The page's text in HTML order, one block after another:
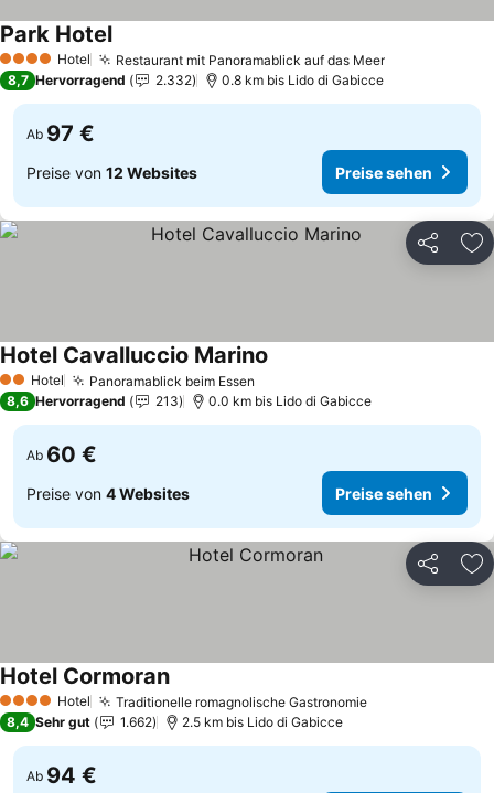
4 Sterne Hotel Restaurant mit Panoramablick auf das MeerPreise sehen
Park HotelPreise sehen
8,7 Hervorragend 2.332 0.8 km bis Lido di Gabicce
Ab 97 €
Preise von 12 Websites Preise sehen
Teilen
2 Sterne
Hotel Panoramablick beim Essen
Hotel Cavalluccio Marino
8,6 Hervorragend 213 0.0 km bis Lido di Gabicce
Ab 60 €
Preise von 4 Websites Preise sehen
Teilen
4 Sterne Hotel Traditionelle romagnolische GastronomiePreise sehen
Hotel CormoranPreise sehen
8,4 Sehr gut 1.662 2.5 km bis Lido di Gabicce
Ab 94 €